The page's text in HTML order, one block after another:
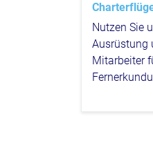
Nutzen Sie
Ausrüstung
Mitarbeiter